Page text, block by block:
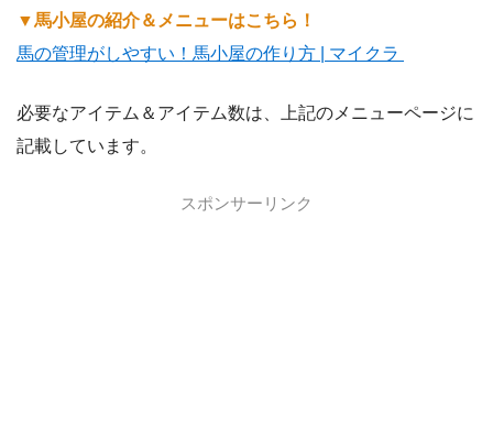
▼馬小屋の紹介＆メニューはこちら！
馬の管理がしやすい！馬小屋の作り方 | マイクラ
必要なアイテム＆アイテム数は、上記のメニューページに
記載しています。
スポンサーリンク